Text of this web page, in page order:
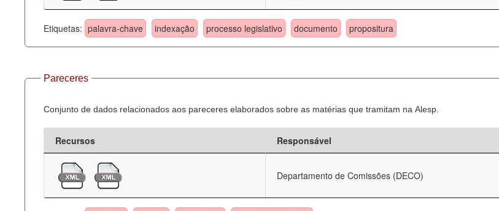
Etiquetas: palavra-chave indexação processo legislativo documento propositura
Pareceres
Conjunto de dados relacionados aos pareceres elaborados sobre as matérias que tramitam na Alesp.
Recursos Responsável
Departamento de Comissões (DECO)